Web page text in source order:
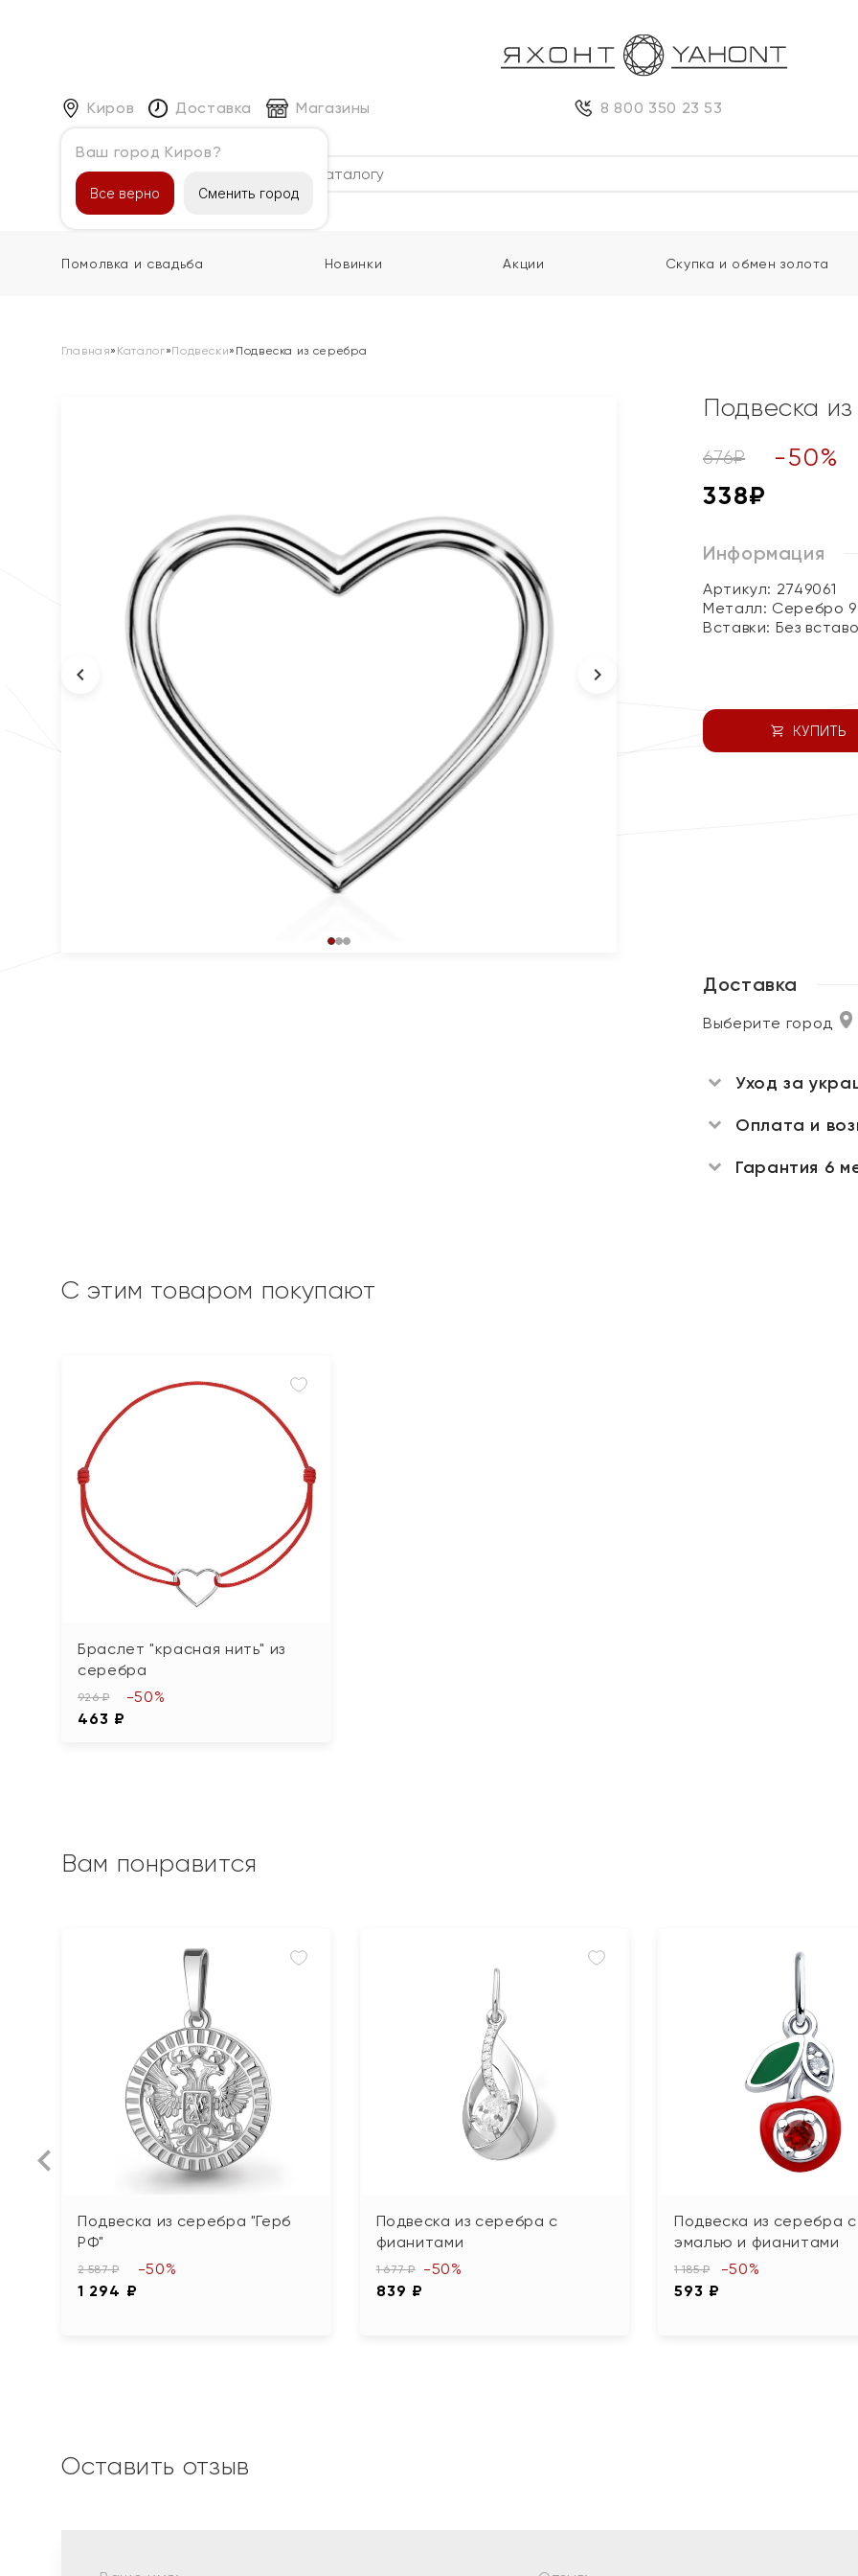
Киров
Ваш город Киров?
Все верно Сменить город
Доставка Магазины 8 800 350 23 53
Каталог
Помолвка и свадьба Новинки Акции Скупка и обмен золота
Главная» Каталог»Подвески» Подвеска из серебра
Подвеска
676₽ -50%
338₽
Информация
Артикул: 2749061
Металл: Серебро
Вставки: Без
КУПИТЬ
Доставка
Выберите город
Уход за
Оплата и
Гарантия 6
С этим товаром покупают
Браслет "красная нить" из
серебра
926 ₽
463 ₽
-50%
Вам понравится
Подвеска из серебра "Герб
РФ"
2 587 ₽
1 294 ₽
-50%
Подвеска из серебра с
фианитами
1 677 ₽
839 ₽
-50%
Подвеска из серебра с
эмалью и фианитами
1 185 ₽
593 ₽
-50%
Оставить отзыв